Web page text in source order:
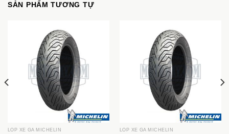
SẢN PHẨM TƯƠNG TỰ
LỐP XE GA MICHELIN LỐP XE GA MICHELIN